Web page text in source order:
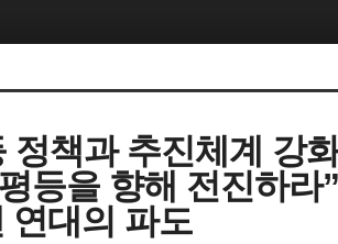
정책과 추진체계 강
등을 향해 전진하라
연대의 파도